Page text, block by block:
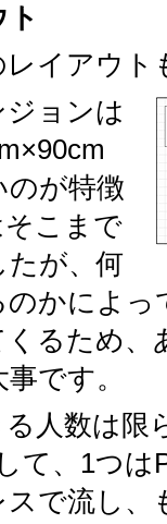
レイアウト
ョンは
のが特徴
こまで
たが、何
のかによ
るため、
です。
人数は限
て、1つ
で流し、